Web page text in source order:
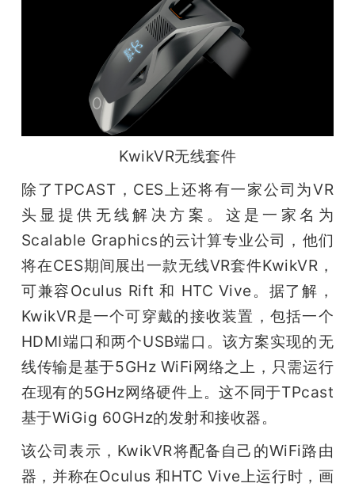
KwikVR无线套件
除了TPCAST，CES上还将有一家公司为VR
头显提供无线解决方案。这是一家名为
Scalable Graphics的云计算专业公司，他们
将在CES期间展出一款无线VR套件KwikVR，
可兼容Oculus Rift 和 HTC Vive。据了解，
KwikVR是一个可穿戴的接收装置，包括一个
HDMI端口和两个USB端口。该方案实现的无
线传输是基于5GHz WiFi网络之上，只需运行
在现有的5GHz网络硬件上。这不同于TPcast
基于WiGig 60GHz的发射和接收器。
该公司表示，KwikVR将配备自己的WiFi路由
器，并称在Oculus 和HTC Vive上运行时，画